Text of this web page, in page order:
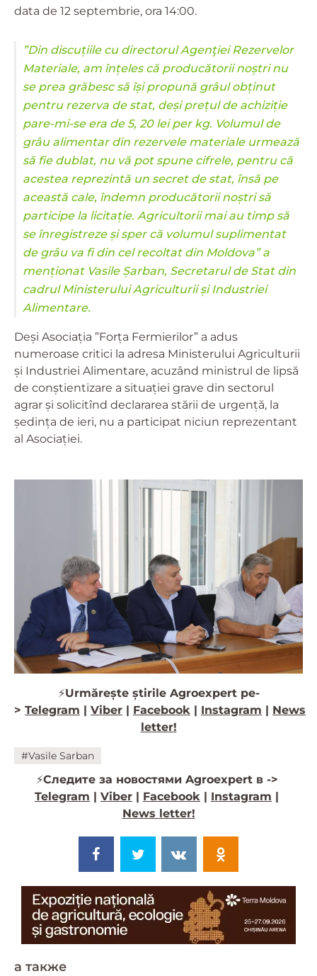
data de 12 septembrie, ora 14:00.
”Din discuțiile cu directorul Agenţiei Rezervelor
Materiale, am înțeles că producătorii noștri nu
se prea grăbesc să își propună grâul obținut
pentru rezerva de stat, deși prețul de achiziție
pare-mi-se era de 5, 20 lei per kg. Volumul de
grâu alimentar din rezervele materiale urmează
să fie dublat, nu vă pot spune cifrele, pentru că
acestea reprezintă un secret de stat, însă pe
această cale, îndemn producătorii noștri să
participe la licitație. Agricultorii mai au timp să
se înregistreze și sper că volumul suplimentat
de grâu va fi din cel recoltat din Moldova” a
menționat Vasile Șarban, Secretarul de Stat din
cadrul Ministerului Agriculturii și Industriei
Alimentare.
Deși Asociația ”Forța Fermierilor” a adus
numeroase critici la adresa Ministerului Agriculturii
și Industriei Alimentare, acuzând ministrul de lipsă
de conștientizare a situației grave din sectorul
agrar și solicitînd declararea stării de urgență, la
ședința de ieri, nu a participat niciun reprezentant
al Asociației.
⚡️Urmărește știrile Agroexpert pe-
> Telegram | Viber | Facebook | Instagram | News
letter!
#Vasile Sarban
⚡️Следите за новостями Agroexpert в ->
Telegram | Viber | Facebook | Instagram |
News letter!
a также